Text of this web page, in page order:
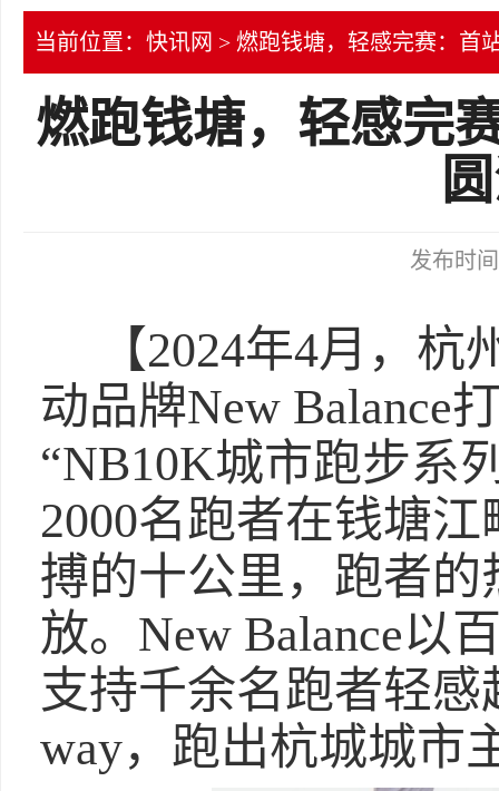
当前位置： 快讯网 > 燃跑钱塘，轻感完赛：首
燃跑钱塘，轻感完
发布时
【2024年4月，
动品牌New Balance
“NB10K城市跑步系
2000名跑者在钱塘
搏的十公里，跑者
放。New Balance以
支持千余名跑者轻感
way，跑出杭城城市